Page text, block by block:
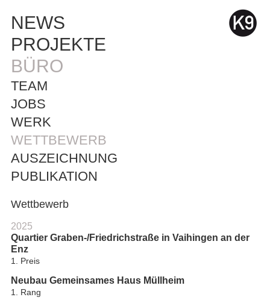
NEWS
PROJEKTE
BÜRO
TEAM
JOBS
WERK
WETTBEWERB
AUSZEICHNUNG
PUBLIKATION
Wettbewerb
2025
Quartier Graben-/Friedrichstraße in Vaihingen an der
Enz
1. Preis
Neubau Gemeinsames Haus Müllheim
1. Rang